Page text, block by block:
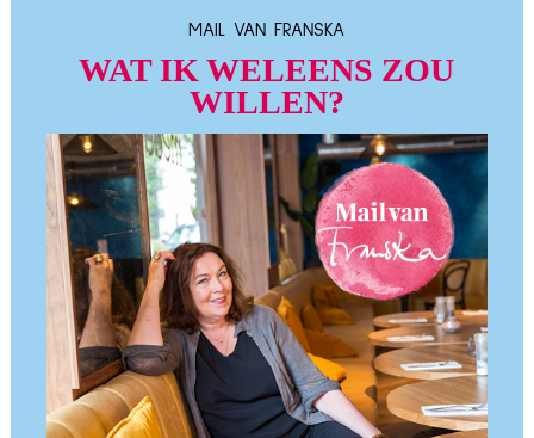
MAIL VAN FRANSKA
WAT IK WELEENS ZOU
WILLEN?